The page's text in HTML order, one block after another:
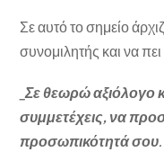
Σε αυτό το σημείο
συνομιλητής και να πει
_Σε θεωρώ αξιόλογο
συμμετέχεις, να
προσωπικότητά σου.